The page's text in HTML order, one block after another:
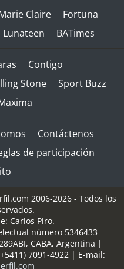
Claire
Fortuna
Lunateen BATimes
Contigo
Stone
Sport Buzz
Contáctenos
de participación
2006-2026 - Todos los
Carlos Piro.
número 5346433
, CABA, Argentina |
7091-4922| E-mail: